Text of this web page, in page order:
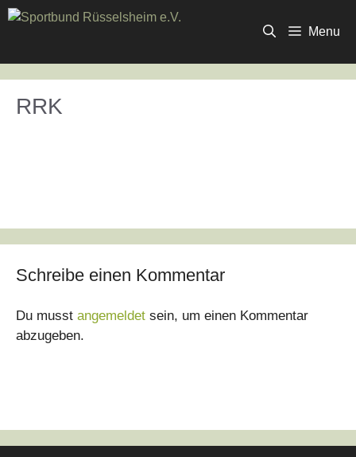
Zum
Inhalt
Menu
RRK
Schreibe einen Kommentar
Du musst angemeldet sein, um einen Kommentar
abzugeben.